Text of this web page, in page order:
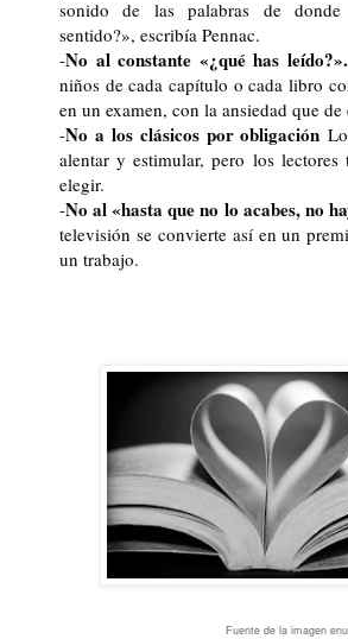
sonido de las palabras de
sentido?», escribía Pennac.
-No al constante «¿qué has leído?».
niños de cada capítulo o cada libro
en un examen, con la ansiedad que
-No a los clásicos por obligación
alentar y estimular, pero los lectores
elegir.
-No al «hasta que no lo acabes, no
televisión se convierte así en un
un trabajo.
Fuente de la imagen